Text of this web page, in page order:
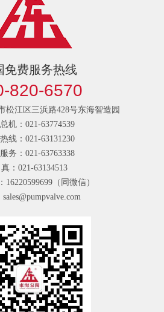
免费服务热线
820-6570
松江区三浜路428号东海智造园
机：021-63774539
线：021-63131230
务：021-63763338
：021-63134513
16220599699（同微信）